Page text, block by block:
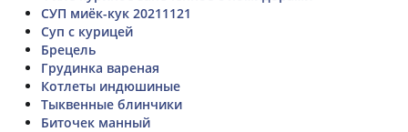
СУП миёк-кук 20211121
Суп с курицей
Брецель
Грудинка вареная
Котлеты индюшиные
Тыквенные блинчики
Биточек манный